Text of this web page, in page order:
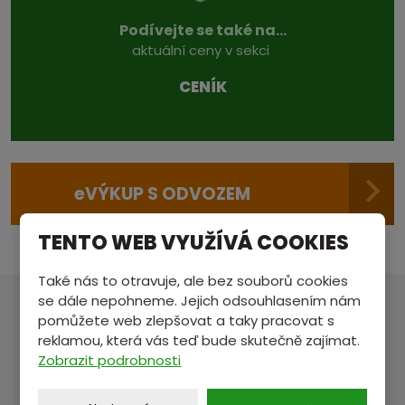
Podívejte se také na...
aktuální ceny v sekci
CENÍK
eVÝKUP S ODVOZEM
MÁTE NĚCO NA SRDCI?
Pošlete nám zprávu a my se vám ozveme.
TENTO WEB VYUŽÍVÁ COOKIES
Také nás to otravuje, ale bez souborů cookies
se dále nepohneme. Jejich odsouhlasením nám
pomůžete web zlepšovat a taky pracovat s
reklamou, která vás teď bude skutečně zajímat.
Zobrazit podrobnosti